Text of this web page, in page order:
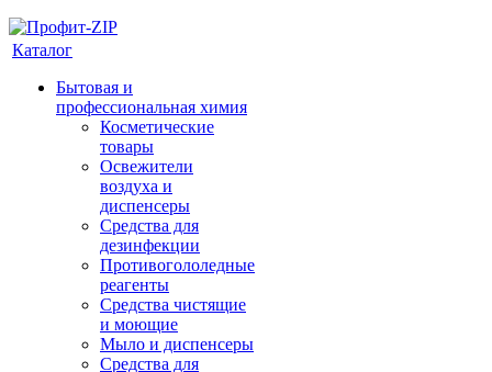
Каталог
Бытовая и
профессиональная химия
Косметические
товары
Освежители
воздуха и
диспенсеры
Средства для
дезинфекции
Противогололедные
реагенты
Средства чистящие
и моющие
Мыло и диспенсеры
Средства для